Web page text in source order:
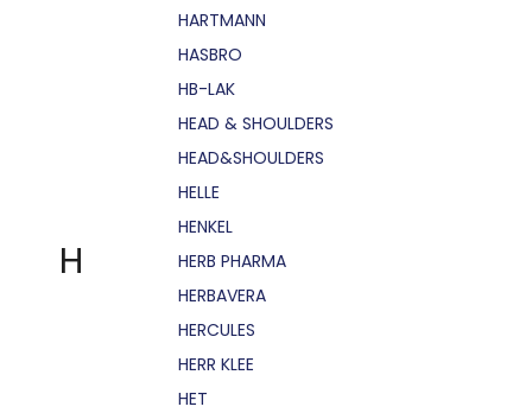
H
HARTMANN
HASBRO
HB-LAK
HEAD & SHOULDERS
HEAD&SHOULDERS
HELLE
HENKEL
HERB PHARMA
HERBAVERA
HERCULES
HERR KLEE
HET